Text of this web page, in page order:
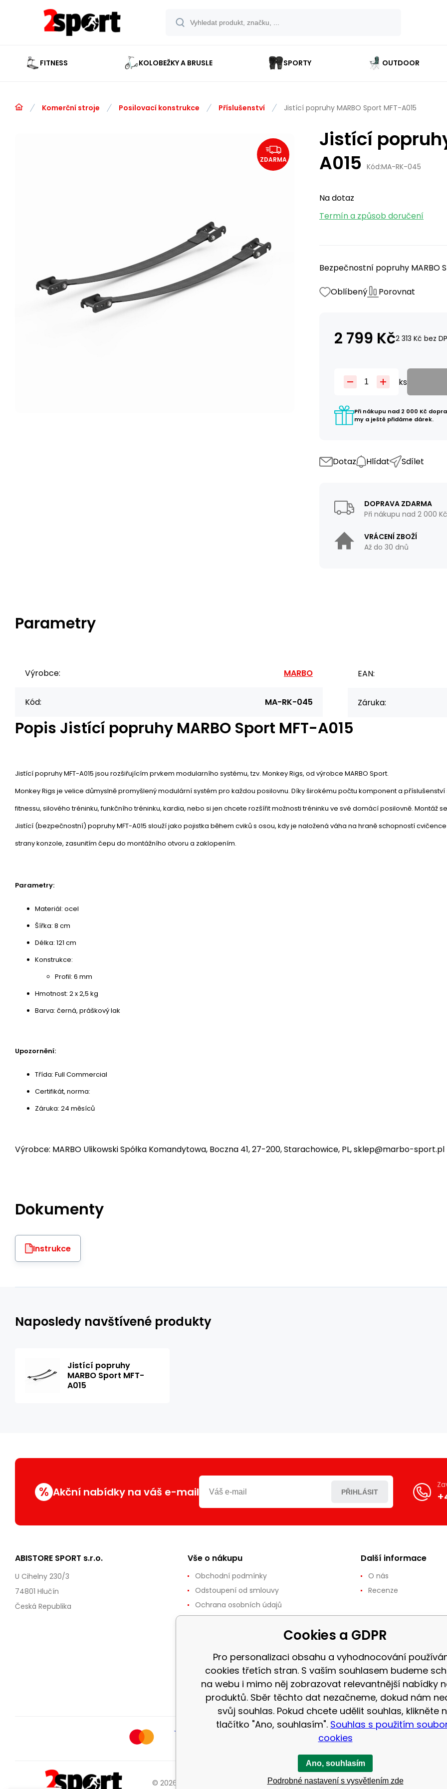
FITNESS KOLOBEŽKY A BRUSLE SPORTY OUTDOOR
Komerční stroje Posilovací konstrukce Příslušenství Jistící popruhy MARBO Sport MFT-A015
ZDARMA
Jistící
A015 Kód:MA-RK-045
Na dotaz
Termín a způsob doručení
Bezpečnostní popruhy MARBO
Oblíbený Porovnat
2 799 Kč2 313 Kč bez
ks
Při nákupu nad 2 000 Kč
my a ještě přidáme dárek.
Dotaz Hlídat Sdílet
DOPRAVA ZDARMA
Při nákupu nad 2 000 Kč
VRÁCENÍ ZBOŽÍ
Až do 30 dnů
Parametry
Výrobce: MARBO
Kód: MA-RK-045
EAN:
Záruka:
Popis Jistící popruhy MARBO Sport MFT-A015
Jistící popruhy MFT-A015 jsou rozšiřujícím prvkem modularního systému, tzv. Monkey Rigs, od výrobce MARBO Sport.
Monkey Rigs je velice důmyslně promyšlený modulární systém pro každou posilovnu. Díky širokému počtu komponent a
fitnessu, silového tréninku, funkčního tréninku, kardia, nebo si jen chcete rozšířit možnosti tréninku ve své domácí posilovně.
Jistící (bezpečnostní) popruhy MFT-A015 slouží jako pojistka během cviků s osou, kdy je naložená váha na hraně schopností
strany konzole, zasunitím čepu do montážního otvoru a zaklopením.
Parametry:
Materiál: ocel
Šířka: 8 cm
Délka: 121 cm
Konstrukce:
Profil: 6 mm
Hmotnost: 2 x 2,5 kg
Barva: černá, práškový lak
Upozornění:
Třída: Full Commercial
Certifikát, norma:
Záruka: 24 měsíců
Výrobce: MARBO Ulikowski Spółka Komandytowa, Boczna 41, 27-200, Starachowice, PL, sklep@marbo-sport.pl
Dokumenty
Instrukce
Naposledy navštívené produkty
Jistící popruhy
MARBO Sport MFT-
A015
% Akční nabídky na váš e-mail PŘIHLÁSIT
ABISTORE SPORT s.r.o.
U Cihelny 230/3
74801 Hlučín
Česká Republika
Vše o nákupu
Obchodní podmínky
Odstoupení od smlouvy
Ochrana osobních údajů
cookies
Možnost vrácení zboží až do 30
dnů
Další informace
O nás
Recenze
© 2026 2sport.cz |
Cookies a GDPR
Pro personalizaci obsahu a vyhodnocování
cookies třetích stran. S vaším souhlasem budeme
na webu i mimo něj zobrazovat relevantnější nabídky
produktů. Sběr těchto dat nezačneme, dokud nám
svůj souhlas. Pokud chcete udělit souhlas, klikněte
tlačítko "Ano, souhlasím". Souhlas s použitím
cookies
Ano, souhlasím
Podrobné nastavení s vysvětlením zde